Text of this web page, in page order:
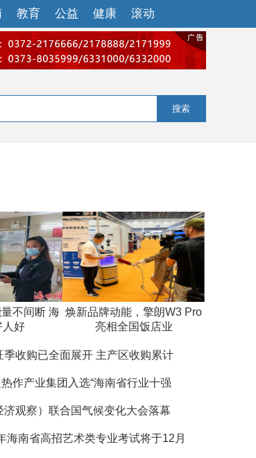
教育 公益 健康 滚动
搜索
不间断 海
人好
焕新品牌动能，擎朗W3 Pro
亮相全国饭店业
季收购已全面展开 主产区收购累计
作产业集团入选“海南省行业十强
济观察）联合国气候变化大会落幕
海南省高招艺术类专业考试将于12月